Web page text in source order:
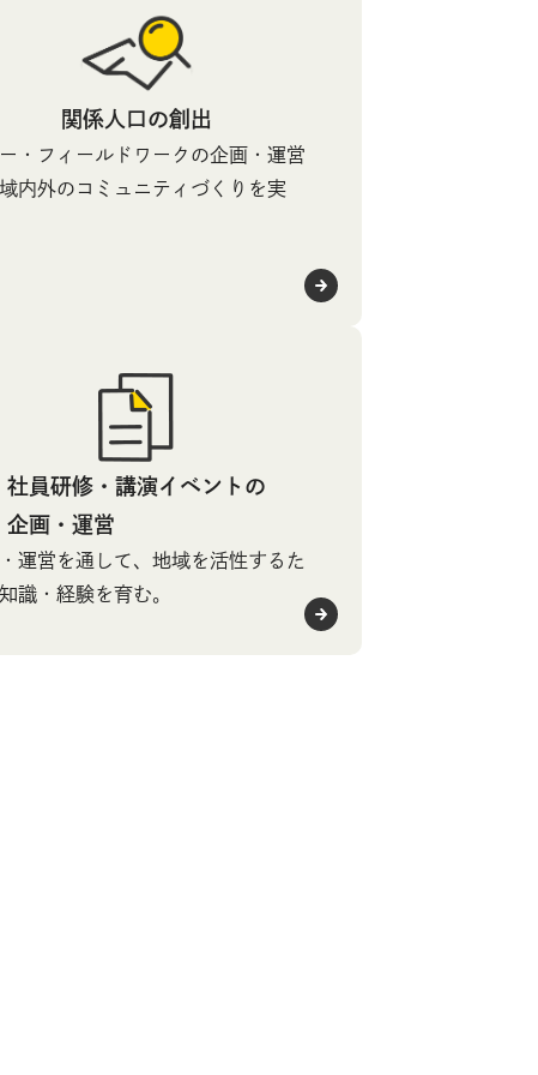
関係人口の創出
・フィールドワークの企画・運営
内外のコミュニティづくりを実
社員研修・講演イベントの
企画・運営
運営を通して、地域を活性するた
識・経験を育む。